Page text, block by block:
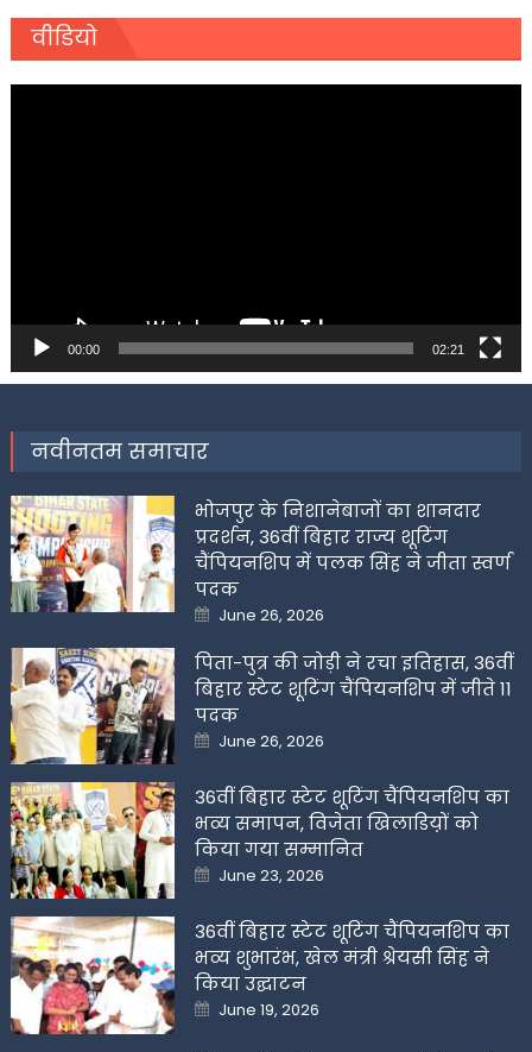
वीडियो
00:00 02:21
नवीनतम समाचार
भोजपुर के निशानेबाजों का शानदार
प्रदर्शन, 36वीं बिहार राज्य शूटिंग
चैंपियनशिप में पलक सिंह ने जीता स्वर्ण
पदक
Posted
on
June 26, 2026
पिता-पुत्र की जोड़ी ने रचा इतिहास, 36वीं
बिहार स्टेट शूटिंग चैंपियनशिप में जीते 11
पदक
Posted
on
June 26, 2026
36वीं बिहार स्टेट शूटिंग चैंपियनशिप का
भव्य समापन, विजेता खिलाडिय़ों को
किया गया सम्मानित
Posted
on
June 23, 2026
36वीं बिहार स्टेट शूटिंग चैंपियनशिप का
भव्य शुभारंभ, खेल मंत्री श्रेयसी सिंह ने
किया उद्घाटन
Posted
on
June 19, 2026